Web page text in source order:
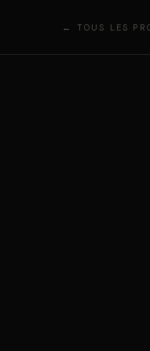
← TOUS LES